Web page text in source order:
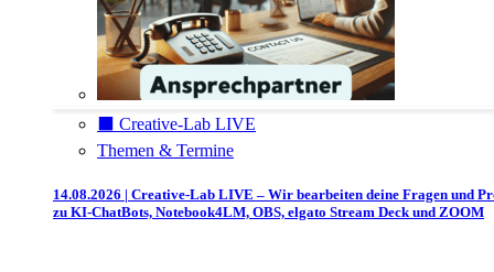
⬛️ Creative-Lab LIVE
Themen & Termine
14.08.2026 | Creative-Lab LIVE – Wir bearbeiten deine Fragen und
zu KI-ChatBots, Notebook4LM, OBS, elgato Stream Deck und ZOOM